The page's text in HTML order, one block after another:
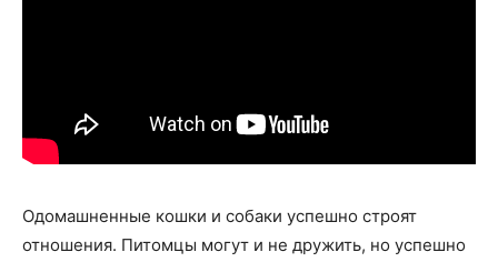
Одомашненные кошки и собаки успешно строят
отношения. Питомцы могут и не дружить, но успешно